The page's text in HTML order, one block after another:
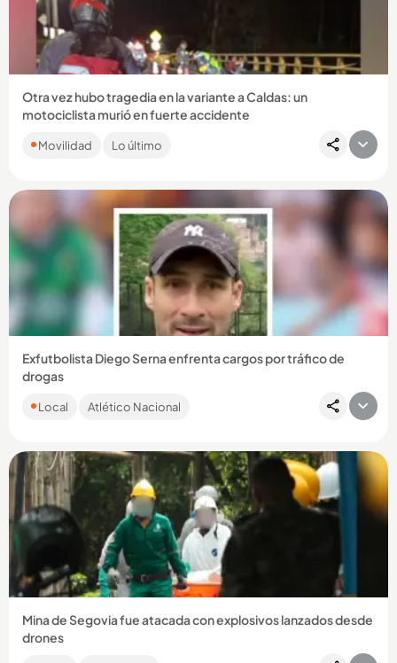
Otra vez hubo tragedia en la variante a Caldas: un
motociclista murió en fuerte accidente
colisionado con otro vehículo en jurisdicción de La Estrella. ...
Movilidad Lo último
Compartir Noticia
Exfutbolista Diego Serna enfrenta cargos por tráfico de
drogas
Estados Unidos, intentando ingresar pastillas de
Local Atlético Nacional
Compartir Noticia
Mina de Segovia fue atacada con explosivos lanzados desde
drones
Las autoridades señalan al frente 4 de las disidencias de las